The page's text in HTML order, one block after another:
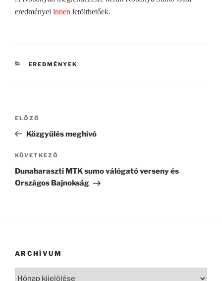
eredményei innen letölthetőek.
KATEGÓRIÁK
EREDMÉNYEK
Bejegyzés
Korábbi
bejegyzés
ELŐZŐ
Közgyűlés meghívó
Következő
bejegyzés
KÖVETKEZŐ
Dunaharaszti MTK sumo válógató verseny és
Országos Bajnokság
ARCHÍVUM